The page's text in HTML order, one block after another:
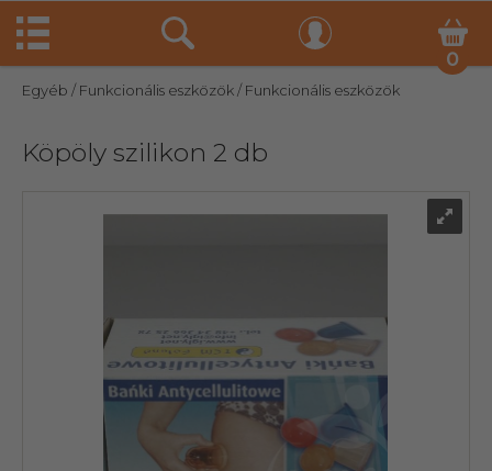
0
Egyéb / Funkcionális eszközök/ Funkcionális eszközök
Köpöly szilikon 2 db